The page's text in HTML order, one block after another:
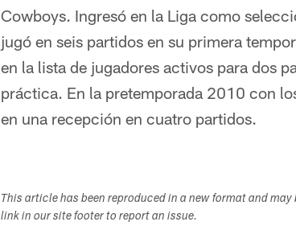
Cowboys. Ingresó en la Liga como
jugó en seis partidos en su primera
en la lista de jugadores activos para dos
práctica. En la pretemporada 2010 con
en una recepción en cuatro partidos.
This article has been reproduced in a new format and
link in our site footer to report an issue.